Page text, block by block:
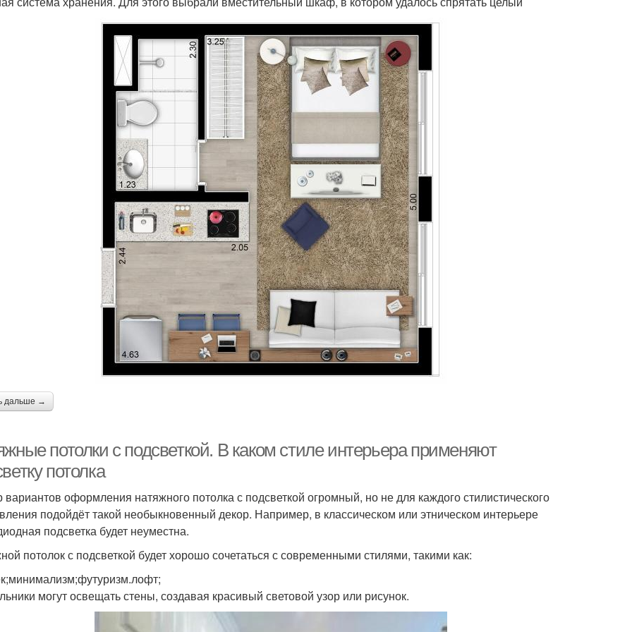
дальше →
потолки с подсветкой. В каком стиле интерьера применяют
потолка
оформления натяжного потолка с подсветкой огромный, но не для каждого стилистического
подойдёт такой необыкновенный декор. Например, в классическом или этническом интерьере
подсветка будет неуместна.
потолок с подсветкой будет хорошо сочетаться с современными стилями, такими как:
могут освещать стены, создавая красивый световой узор или рисунок.